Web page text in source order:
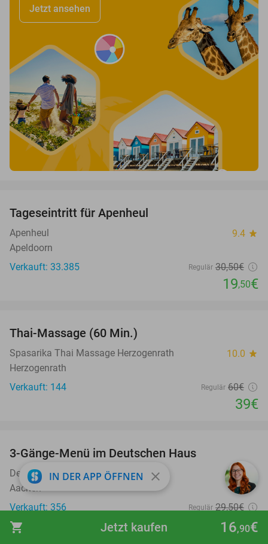
shopping_cart 16,90€
Jetzt kaufen
Jetzt ansehen
Tageseintritt für Apenheul
Apenheul 9.4 star
Apeldoorn
Verkauft: 33.385
Regulär 30,50€
19,50€
Thai-Massage (60 Min.)
Spasarika Thai Massage Herzogenrath 10.0 star
Herzogenrath
Verkauft: 144
Regulär 60€
39€
33%
3-Gänge-Menü im Deutschen Haus
Deutsches Haus 9.4
Aachen
Verkauft: 356
Regulär 29,50€
19 ,90€
IN DER APP ÖFFNEN close